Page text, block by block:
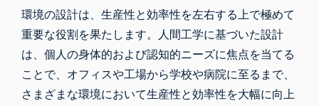
環境の設計は、生産性と効率性を左右する上で極めて
重要な役割を果たします。人間工学に基づいた設計
は、個人の身体的および認知的ニーズに焦点を当てる
ことで、オフィスや工場から学校や病院に至るまで、
さまざまな環境において生産性と効率性を大幅に向上